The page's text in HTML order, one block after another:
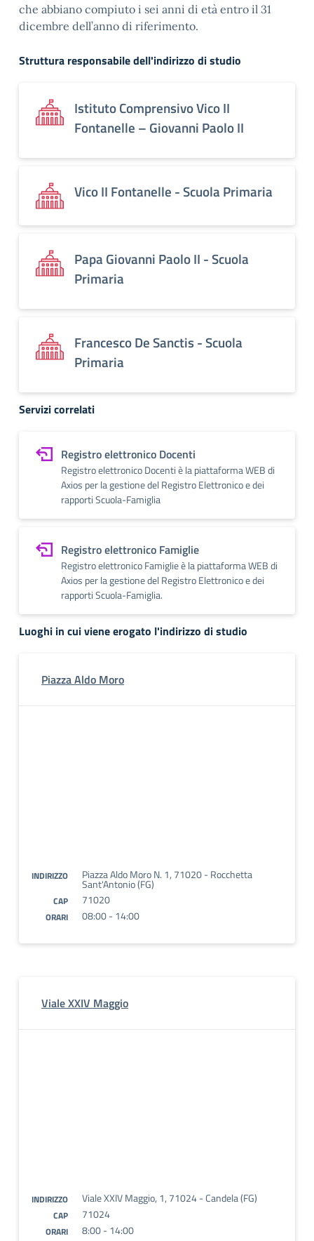
che abbiano compiuto i sei anni di età entro il 31
dicembre dell’anno di riferimento.
Struttura responsabile dell'indirizzo di studio
Istituto Comprensivo Vico II
Fontanelle – Giovanni Paolo II
Vico II Fontanelle - Scuola Primaria
Papa Giovanni Paolo II - Scuola
Primaria
Francesco De Sanctis - Scuola
Primaria
Servizi correlati
Registro elettronico Docenti
Registro elettronico Docenti è la piattaforma WEB di
Axios per la gestione del Registro Elettronico e dei
rapporti Scuola-Famiglia
Registro elettronico Famiglie
Registro elettronico Famiglie è la piattaforma WEB di
Axios per la gestione del Registro Elettronico e dei
rapporti Scuola-Famiglia.
Luoghi in cui viene erogato l'indirizzo di studio
Piazza Aldo Moro
INDIRIZZO Piazza Aldo Moro N. 1, 71020 - Rocchetta
Sant'Antonio (FG)
CAP 71020
ORARI 08:00 - 14:00
Viale XXIV Maggio
INDIRIZZO Viale XXIV Maggio, 1, 71024 - Candela (FG)
CAP 71024
ORARI 8:00 - 14:00